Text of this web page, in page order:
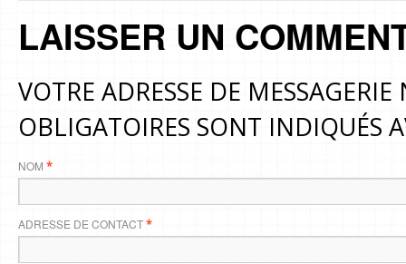
LAISSER UN
VOTRE ADRESSE DE
OBLIGATOIRES SONT INDIQUÉS
NOM *
ADRESSE DE CONTACT*